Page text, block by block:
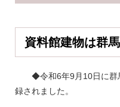
資料館建物は群
◆令和6年9月10日に群
録されました。